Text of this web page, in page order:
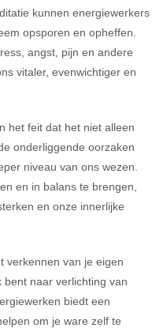
kunnen energiewerkers
opsporen en opheffen.
angst, pijn en andere
vitaler, evenwichtiger en
het feit dat het niet alleen
onderliggende oorzaken
niveau van ons wezen.
en in balans te brengen,
en onze innerlijke
verkennen van je eigen
naar verlichting van
biedt een
om je ware zelf te